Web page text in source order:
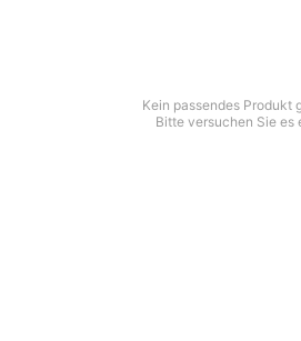
Kein passendes Produkt
Bitte versuchen Sie es